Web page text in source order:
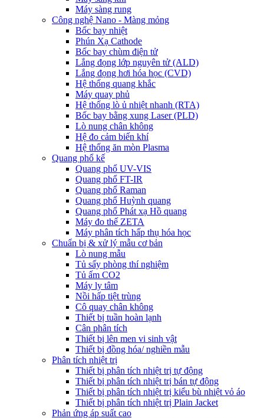
Máy sàng rung
Công nghệ Nano - Màng mỏng
Bốc bay nhiệt
Phún Xạ Cathode
Bốc bay chùm điện tử
Lắng đọng lớp nguyên tử (ALD)
Lắng đọng hơi hóa học (CVD)
Hệ thống quang khắc
Máy quay phủ
Hệ thống lò ủ nhiệt nhanh (RTA)
Bốc bay bằng xung Laser (PLD)
Lò nung chân không
Hệ đo cảm biến khí
Hệ thống ăn mòn Plasma
Quang phổ kế
Quang phổ UV-VIS
Quang phổ FT-IR
Quang phổ Raman
Quang phổ Huỳnh quang
Quang phổ Phát xạ Hồ quang
Máy đo thế ZETA
Máy phân tích hấp thụ hóa học
Chuẩn bị & xử lý mẫu cơ bản
Lò nung mẫu
Tủ sấy phòng thí nghiệm
Tủ ấm CO2
Máy ly tâm
Nồi hấp tiệt trùng
Cô quay chân không
Thiết bị tuần hoàn lạnh
Cân phân tích
Thiết bị lên men vi sinh vật
Thiết bị đồng hóa/ nghiền mẫu
Phân tích nhiệt trị
Thiết bị phân tích nhiệt trị tự động
Thiết bị phân tích nhiệt trị bán tự động
Thiết bị phân tích nhiệt trị kiểu bù nhiệt vỏ áo
Thiết bị phân tích nhiệt trị Plain Jacket
Phản ứng áp suất cao